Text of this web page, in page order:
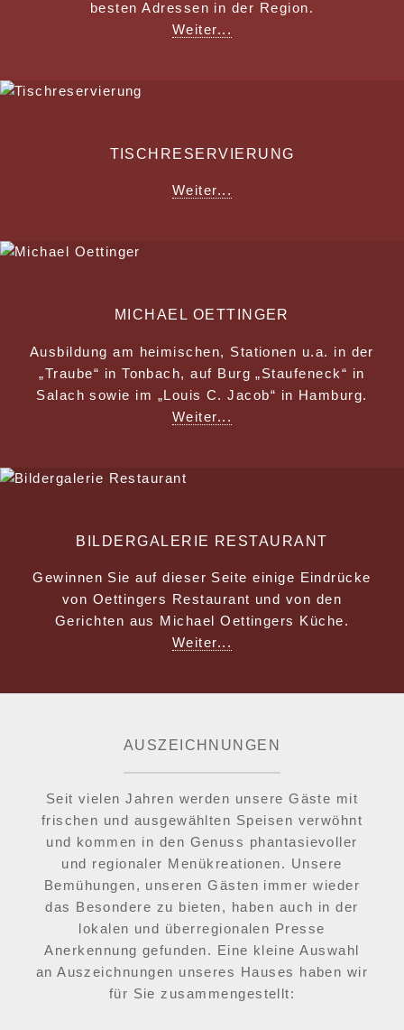
besten Adressen in der Region.
Weiter...
TISCHRESERVIERUNG
Weiter...
MICHAEL OETTINGER
Ausbildung am heimischen, Stationen u.a. in der
„Traube“ in Tonbach, auf Burg „Staufeneck“ in
Salach sowie im „Louis C. Jacob“ in Hamburg.
Weiter...
BILDERGALERIE RESTAURANT
Gewinnen Sie auf dieser Seite einige Eindrücke
von Oettingers Restaurant und von den
Gerichten aus Michael Oettingers Küche.
Weiter...
AUSZEICHNUNGEN
Seit vielen Jahren werden unsere Gäste mit
frischen und ausgewählten Speisen verwöhnt
und kommen in den Genuss phantasievoller
und regionaler Menükreationen. Unsere
Bemühungen, unseren Gästen immer wieder
das Besondere zu bieten, haben auch in der
lokalen und überregionalen Presse
Anerkennung gefunden. Eine kleine Auswahl
an Auszeichnungen unseres Hauses haben wir
für Sie zusammengestellt: